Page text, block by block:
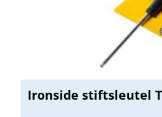
Ironside stiftsleutel